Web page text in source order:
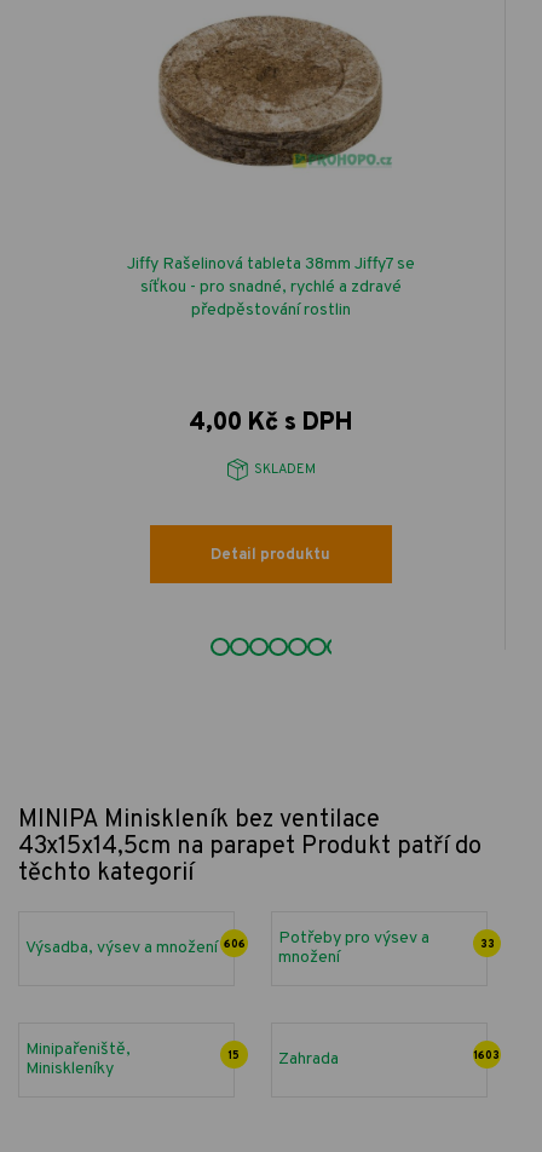
Jiffy Rašelinová tableta 38mm Jiffy7 se
síťkou - pro snadné, rychlé a zdravé
předpěstování rostlin
4,00 Kč s DPH
SKLADEM
Detail produktu
MINIPA Miniskleník bez ventilace
43x15x14,5cm na parapet Produkt patří do
těchto kategorií
Výsadba, výsev a množení 606
Potřeby pro výsev a
množení
33
Minipařeniště,
Miniskleníky
15 Zahrada 1603